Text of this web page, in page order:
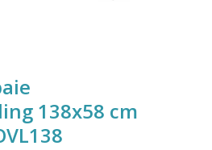
138x58 cm